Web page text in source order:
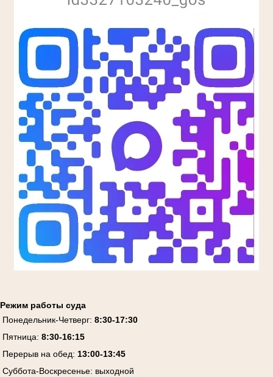
Режим работы суда
Понедельник-Четверг: 8:30-17:30
Пятница: 8:30-16:15
Перерыв на обед: 13:00-13:45
Суббота-Воскресенье: выходной